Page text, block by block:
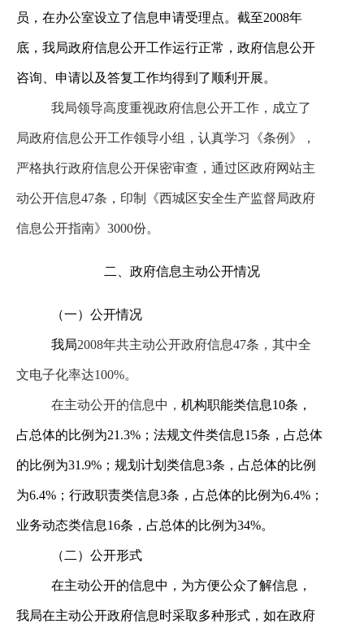
员，在办公室设立了信息申请受理点。截至2008年
底，我局政府信息公开工作运行正常，政府信息公开
咨询、申请以及答复工作均得到了顺利开展。
我局领导高度重视政府信息公开工作，成立了
局政府信息公开工作领导小组， 认真学习《条例》，
严格执行政府信息公开保密审查，通过区政府网站主
动公开信息47条，印制《西城区安全生产监督局政府
信息公开指南》3000份。
二、政府信息主动公开情况
（一）公开情况
我局2008年共主动公开政府信息47条，其中全
文电子化率达100%。
在主动公开的信息中， 机构职能类信息10条，
占总体的比例为21.3%；法规文件类信息15条，占总体
的比例为31.9%；规划计划类信息3条，占总体的比例
为6.4%；行政职责类信息3条，占总体的比例为6.4%；
业务动态类信息16条，占总体的比例为34%。
（二）公开形式
在主动公开的信息中，为方便公众了解信息，
我局在主动公开政府信息时采取多种形式，如在政府